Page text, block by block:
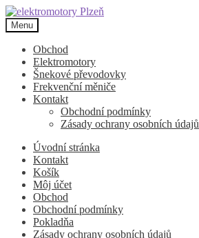
Přeskočit
na
navigaci
Přejít
k
obsahu
webu
Menu
Obchod
Elektromotory
Šnekové převodovky
Frekvenční měniče
Kontakt
Obchodní podmínky
Zásady ochrany osobních údajů
Úvodní stránka
Kontakt
Košík
Môj účet
Obchod
Obchodní podmínky
Pokladňa
Zásady ochrany osobních údajů